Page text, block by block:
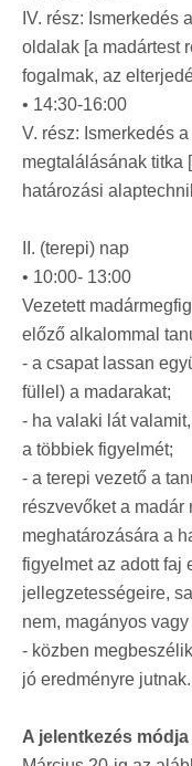
IV. rész: Ismerkedés
oldalak [a madártest
fogalmak, az
• 14:30-16:00
V. rész: Ismerkedés
megtalálásának titka
határozási
II. (terepi) nap
• 10:00- 13:00
Vezetett
előző alkalommal
- a csapat lassan
füllel) a madarakat;
- ha valaki lát
a többiek figyelmét;
- a terepi vezető a
részvevőket a madár
meghatározására a
figyelmet az adott faj
jellegzetességeire,
nem, magányos
- közben
jó eredményre jutnak.
A jelentkezés módja